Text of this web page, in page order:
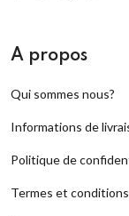
A propos
Qui sommes nous?
Informations de
Politique de
Termes et conditions